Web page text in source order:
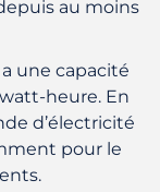
au moins
une capacité
heure. En
d’électricité
pour le